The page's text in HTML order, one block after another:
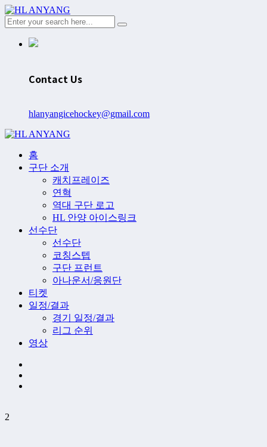
Contact Us
hlanyangicehockey@gmail.com
홈
구단 소개
캐치프레이즈
연혁
역대 구단 로고
HL 안양 아이스링크
선수단
선수단
코칭스텝
구단 프런트
아나운서/응원단
티켓
일정/결과
경기 일정/결과
리그 순위
영상
2